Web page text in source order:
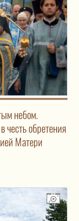
небом.
честь обретения
Матери